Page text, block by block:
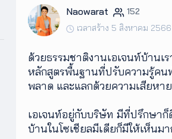
Naowarat
152
เวลาสร้าง 5 สิงหาคม 2566
ด้วยธรรมชาติงานเอเจนท์บ้าน
หลักสูตรพื้นฐานที่ปรับความรู้คน
พลาด และแลกด้วยความเสียหา
เอเจนท์อยู่กับบริษัท มีที่ปรึกษาก็
บ้านในโซเชียลมีเดียก็มีให้เห็นม